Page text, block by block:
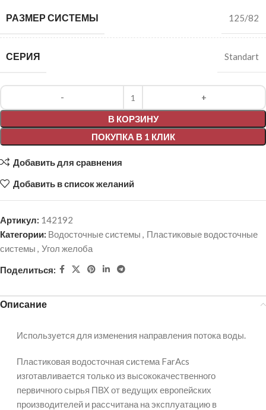
РАЗМЕР СИСТЕМЫ 125/82
СЕРИЯ Standart
В КОРЗИНУ
ПОКУПКА В 1 КЛИК
Alternative:
Добавить для сравнения
Добавить в список желаний
Артикул: 142192
Категории: Водосточные системы , Пластиковые водосточные
системы , Угол желоба
Поделиться:
Описание
Используется для изменения направления потока воды.
Пластиковая водосточная система FarAcs
изготавливается только из высококачественного
первичного сырья ПВХ от ведущих европейских
производителей и рассчитана на эксплуатацию в